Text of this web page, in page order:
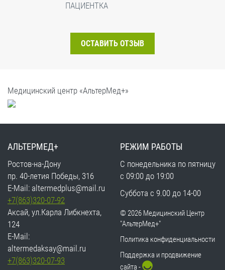
ПАЦИЕНТКА
ОСТАВИТЬ ОТЗЫВ
Медицинский центр «АльтерМед+»
АЛЬТЕРМЕД+
Ростов-на-Дону
пр. 40-летия Победы, 316
E-Mail: altermedplus@mail.ru
+7(863)320-07-92
Аксай, ул.Карла Либкнехта,
124
E-Mail:
altermedaksay@mail.ru
+7(863)320-07-93
РЕЖИМ РАБОТЫ
С понедельника по пятницу
с 09:00 до 19:00
Суббота с 9.00 до 14-00
© 2026 Медицинский Центр
"АльтерМед+"
Политика конфиденциальности
Поддержка и продвижение
сайта -